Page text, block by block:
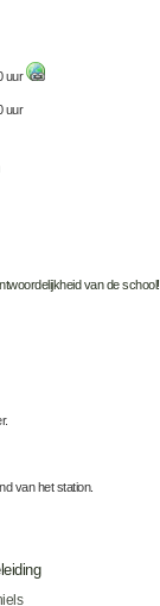
uur
uur
van de school!
van het station.